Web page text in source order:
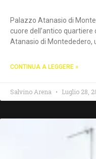
Palazzo Atanasio di
cuore dell’antico
Atanasio di Montededero,
CONTINUA A LEGGERE »
Salvino Arena Luglio 28,